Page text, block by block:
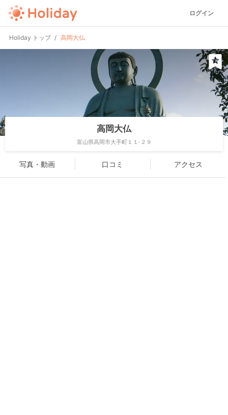
ログイン
Holiday トップ 高岡大仏
高岡大仏
富山県高岡市大手町１１-２９
写真・動画 口コミ アクセス